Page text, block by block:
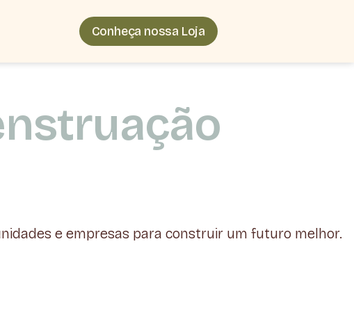
Conheça nossa Loja
e empresas para construir um futuro melhor.